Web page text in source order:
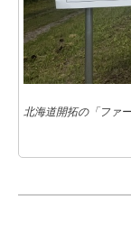
北海道開拓の「ファ